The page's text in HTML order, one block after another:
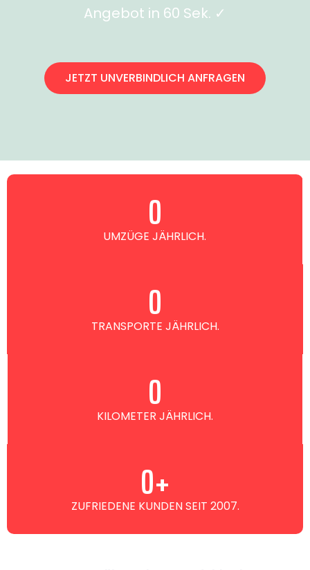
Angebot in 60 Sek. ✓
JETZT UNVERBINDLICH ANFRAGEN
UMZÜGE JÄHRLICH.
0
TRANSPORTE JÄHRLICH.
0
KILOMETER JÄHRLICH.
0
ZUFRIEDENE KUNDEN SEIT 2007.
0+